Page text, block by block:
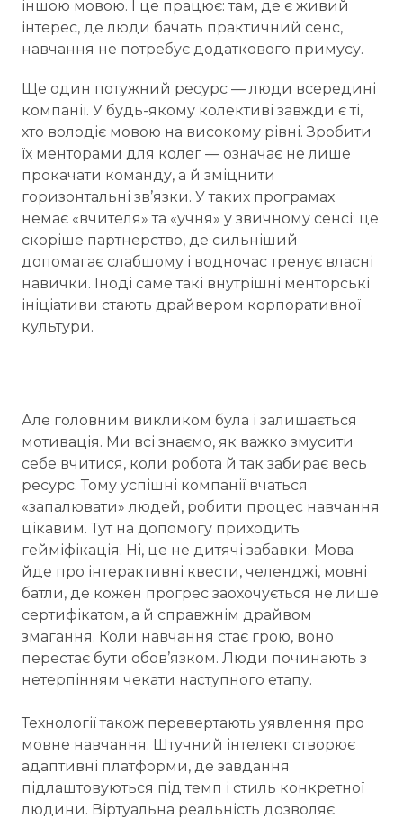
іншою мовою. І це працює: там, де є живий
інтерес, де люди бачать практичний сенс,
навчання не потребує додаткового примусу.
Ще один потужний ресурс — люди всередині
компанії. У будь-якому колективі завжди є ті,
хто володіє мовою на високому рівні. Зробити
їх менторами для колег — означає не лише
прокачати команду, а й зміцнити
горизонтальні зв’язки. У таких програмах
немає «вчителя» та «учня» у звичному сенсі: це
скоріше партнерство, де сильніший
допомагає слабшому і водночас тренує власні
навички. Іноді саме такі внутрішні менторські
ініціативи стають драйвером корпоративної
культури.
Але головним викликом була і залишається
мотивація. Ми всі знаємо, як важко змусити
себе вчитися, коли робота й так забирає весь
ресурс. Тому успішні компанії вчаться
«запалювати» людей, робити процес навчання
цікавим. Тут на допомогу приходить
гейміфікація. Ні, це не дитячі забавки. Мова
йде про інтерактивні квести, челенджі, мовні
батли, де кожен прогрес заохочується не лише
сертифікатом, а й справжнім драйвом
змагання. Коли навчання стає грою, воно
перестає бути обов’язком. Люди починають з
нетерпінням чекати наступного етапу.
Технології також перевертають уявлення про
мовне навчання. Штучний інтелект створює
адаптивні платформи, де завдання
підлаштовуються під темп і стиль конкретної
людини. Віртуальна реальність дозволяє